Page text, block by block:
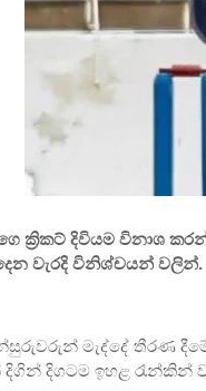
ක්‍රිකට් දිවියම විනාශ
වැරදි විනිශ්චයන් වලින්.
මැද්දේ තීරණ
දිගටම ඉහළ රෑන්කින්